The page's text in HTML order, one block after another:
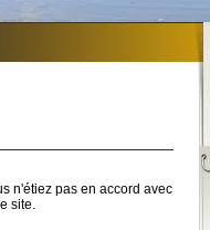
n'étiez pas en accord avec
site.